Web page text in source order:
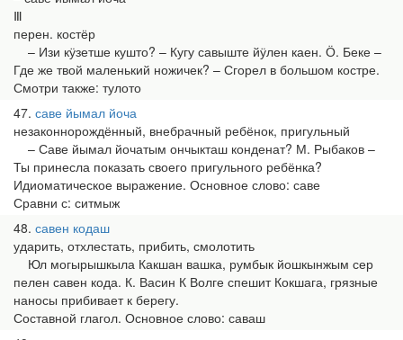
Ⅲ
перен. костёр
– Изи кӱзетше кушто? – Кугу савыште йӱлен каен. Ӧ. Беке –
Где же твой маленький ножичек? – Сгорел в большом костре.
Смотри также: тулото
47 саве йымал йоча
незаконнорождённый, внебрачный ребёнок, пригульный
– Саве йымал йочатым ончыкташ конденат? М. Рыбаков –
Ты принесла показать своего пригульного ребёнка?
Идиоматическое выражение. Основное слово: саве
Сравни с: ситмыж
48 савен кодаш
ударить, отхлестать, прибить, смолотить
Юл могырышкыла Какшан вашка, румбык йошкынжым сер
пелен савен кода. К. Васин К Волге спешит Кокшага, грязные
наносы прибивает к берегу.
Составной глагол. Основное слово: саваш